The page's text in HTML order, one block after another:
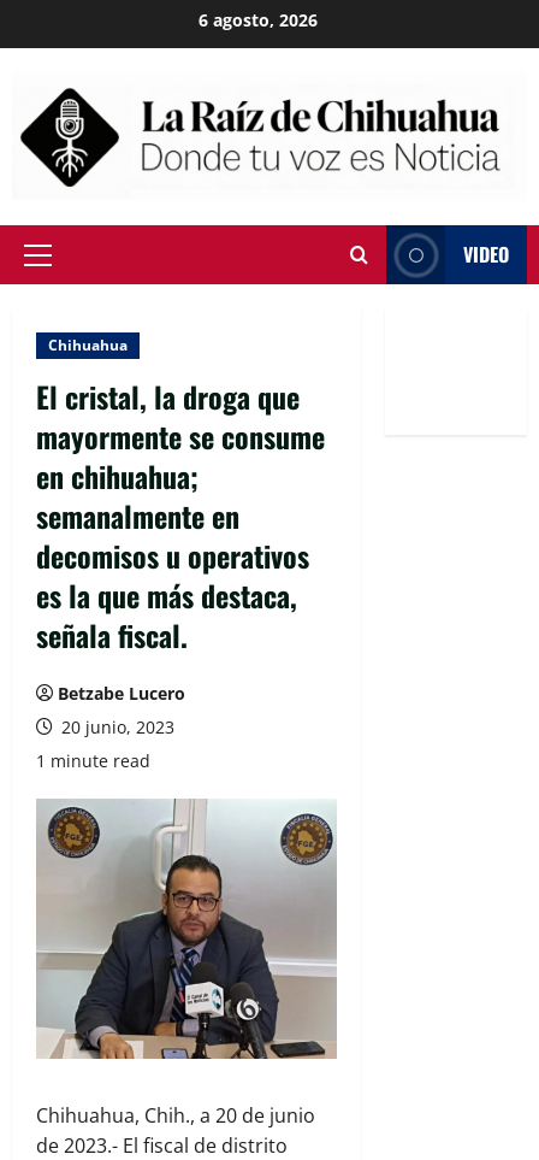
to
6 agosto, 2026
Primary
VIDEO
Chihuahua
El cristal, la droga que
mayormente se consume
en chihuahua;
semanalmente en
decomisos u operativos
es la que más destaca,
señala fiscal.
Betzabe Lucero
20 junio, 2023
1 minute read
Chihuahua, Chih., a 20 de junio
de 2023.- El fiscal de distrito